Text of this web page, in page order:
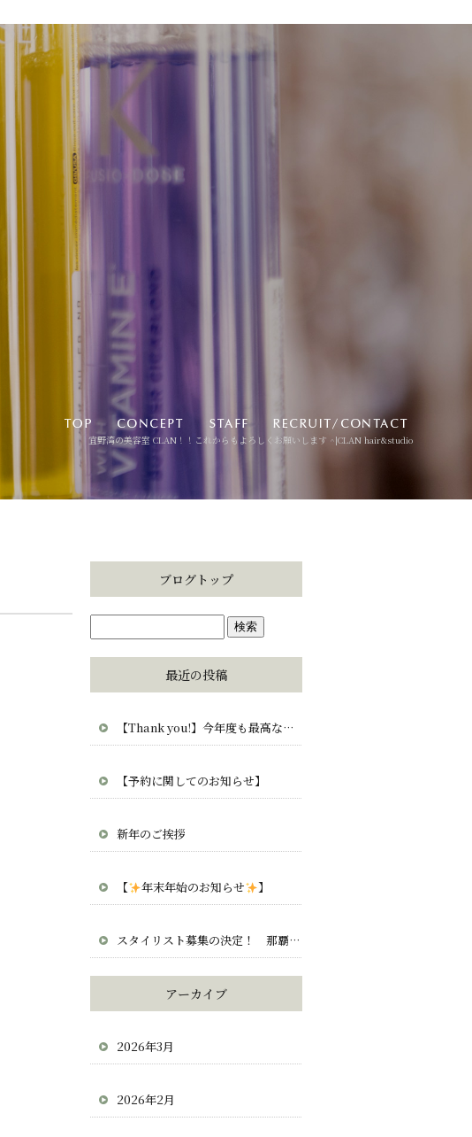
宜野湾の美容室 CLAN！！これからもよろしくお願いします ^|CLAN hair&studio
ブログトップ
最近の投稿
【Thank you!】今年度も最高な毎日をありがとう。CLAN・clana・CUCUから愛を込めて。
【予約に関してのお知らせ】
新年のご挨拶
【 年末年始のお知らせ 】
スタイリスト募集の決定！ 那覇 宜野湾 北谷 求人 正社員 業務委託
アーカイブ
2026年3月
2026年2月